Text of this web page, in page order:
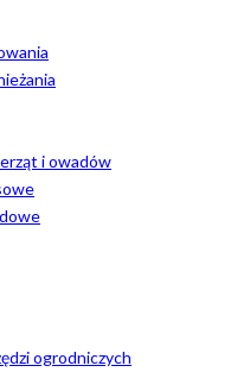
i owadów
ogrodniczych